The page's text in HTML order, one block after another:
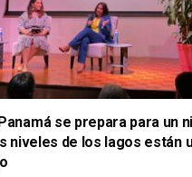
se prepara para un
niveles de los lagos están